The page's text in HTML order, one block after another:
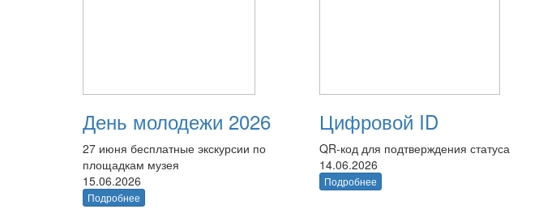
День молодежи 2026
27 июня бесплатные экскурсии по
площадкам музея
15.06.2026
Подробнее
Цифровой ID
QR-код для подтверждения статуса
14.06.2026
Подробнее